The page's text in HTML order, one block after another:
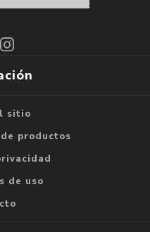
sitio
productos
de uso